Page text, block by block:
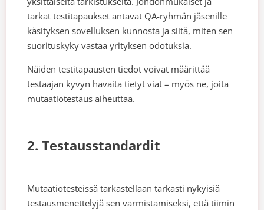
tarkat testitapaukset antavat QA-ryhmän jäsenille
käsityksen sovelluksen kunnosta ja siitä, miten sen
suorituskyky vastaa yrityksen odotuksia.
Näiden testitapausten tiedot voivat määrittää
testaajan kyvyn havaita tietyt viat – myös ne, joita
mutaatiotestaus aiheuttaa.
2. Testausstandardit
Mutaatiotesteissä tarkastellaan tarkasti nykyisiä
testausmenettelyjä sen varmistamiseksi, että tiimin